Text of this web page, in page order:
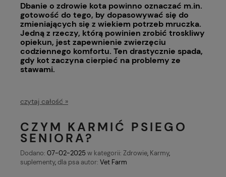
Dbanie o zdrowie kota powinno oznaczać m.in.
gotowość do tego, by dopasowywać się do
zmieniających się z wiekiem potrzeb mruczka.
Jedną z rzeczy, którą powinien zrobić troskliwy
opiekun, jest zapewnienie zwierzęciu
codziennego komfortu. Ten drastycznie spada,
gdy kot zaczyna cierpieć na problemy ze
stawami.
czytaj całość »
CZYM KARMIĆ PSIEGO
SENIORA?
Dodano: 07-02-2025w kategorii: Zdrowie, Karmy,
suplementy,dla psa autor: Vet Farm